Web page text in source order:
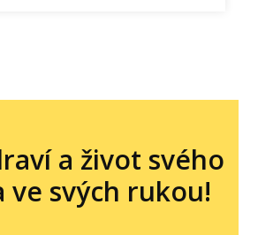
a život svého
ve svých rukou!